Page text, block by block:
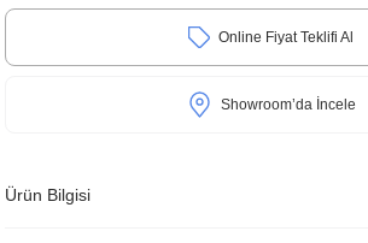
Online Fiyat Teklifi Al
Showroom’da İncele
Ürün Bilgisi